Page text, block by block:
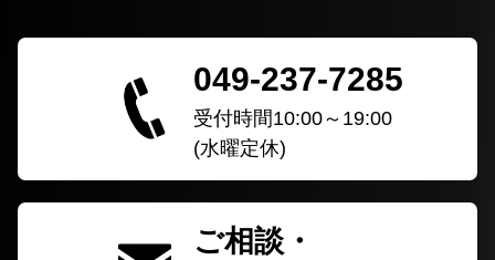
049-237-7285
受付時間10:00～19:00
(水曜定休)
ご相談・